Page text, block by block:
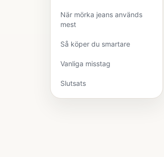
När mörka jeans används
mest
Så köper du smartare
Vanliga misstag
Slutsats